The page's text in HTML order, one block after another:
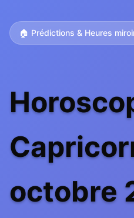
🏠 Prédictions & Heures
octobre